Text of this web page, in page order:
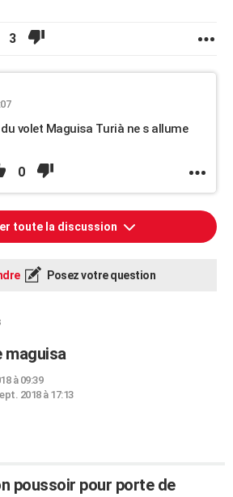
3
volet Maguisa Turià ne s allume
0
toute la discussion
Posez votre question
maguisa
à 09:39
2018 à 17:13
poussoir pour porte de